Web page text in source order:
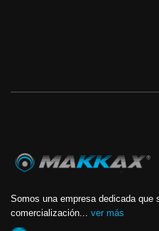
Somos una empresa dedicada que
comercialización... ver más